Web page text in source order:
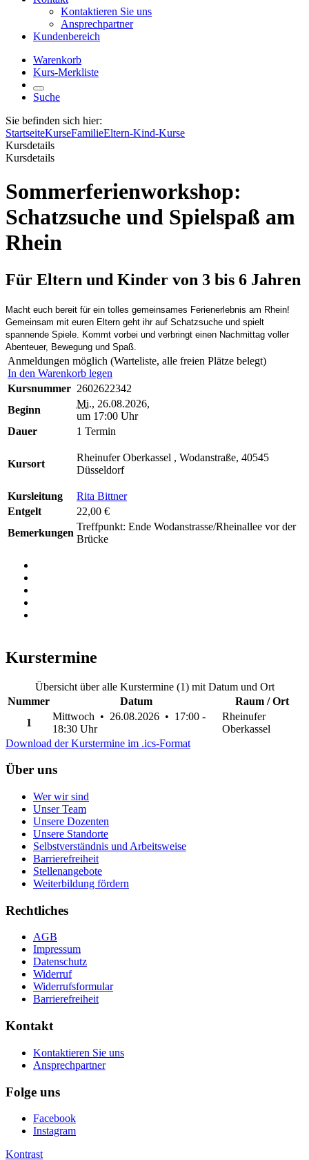
Kontaktieren Sie uns
Ansprechpartner
Kundenbereich
Warenkorb
Kurs-Merkliste
Suche
Sie befinden sich hier:
StartseiteKurseFamilieEltern-Kind-Kurse
Kursdetails
Kursdetails
Sommerferienworkshop:
Schatzsuche und Spielspaß am
Rhein
Für Eltern und Kinder von 3 bis 6 Jahren
Macht euch bereit für ein tolles gemeinsames Ferienerlebnis am Rhein!
Gemeinsam mit euren Eltern geht ihr auf Schatzsuche und spielt
spannende Spiele. Kommt vorbei und verbringt einen Nachmittag voller
Abenteuer, Bewegung und Spaß.
Anmeldungen möglich (Warteliste, alle freien Plätze belegt)
In den Warenkorb legen
Kursnummer 2602622342
Beginn
Mi., 26.08.2026,
um 17:00 Uhr
Dauer
1 Termin
Kursort
Rheinufer Oberkassel , Wodanstraße, 40545
Düsseldorf
Kursleitung
Rita Bittner
Entgelt
22,00 €
Bemerkungen
Treffpunkt: Ende Wodanstrasse/Rheinallee vor der
Brücke
Kurstermine
Übersicht über alle Kurstermine (1) mit Datum und Ort
Nummer
Datum
Raum / Ort
1
Mittwoch • 26.08.2026 • 17:00 -
18:30 Uhr
Rheinufer
Oberkassel
Download der Kurstermine im .ics-Format
Über uns
Wer wir sind
Unser Team
Unsere Dozenten
Unsere Standorte
Selbstverständnis und Arbeitsweise
Barrierefreiheit
Stellenangebote
Weiterbildung fördern
Rechtliches
AGB
Impressum
Datenschutz
Widerruf
Widerrufsformular
Barrierefreiheit
Kontakt
Kontaktieren Sie uns
Ansprechpartner
Folge uns
Facebook
Instagram
Kontrast